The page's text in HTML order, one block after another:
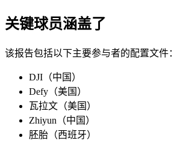
关键球员涵盖了
该报告包括以下主要参与者的配置文件：
DJI（中国）
Defy（美国）
瓦拉文（美国）
Zhiyun（中国）
胚胎（西班牙）